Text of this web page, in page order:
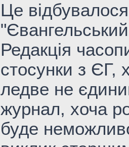
Це
Редакція
стосунки з ЄГ,
ледве не
журнал, хоча
буде